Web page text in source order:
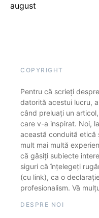
august
COPYRIGHT
Pentru că scrieți
datorită acestui lucru,
când preluați un
care v-a inspirat. Noi,
această conduită etică
mult mai multă
că găsiți subiecte
siguri că înțelegeți
(cu link), ca o
profesionalism. Vă
DESPRE NOI